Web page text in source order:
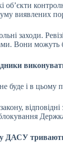
об’єкти
виявлених
заходи.
Вони можуть
не буде і в
закону,
ДАСУ